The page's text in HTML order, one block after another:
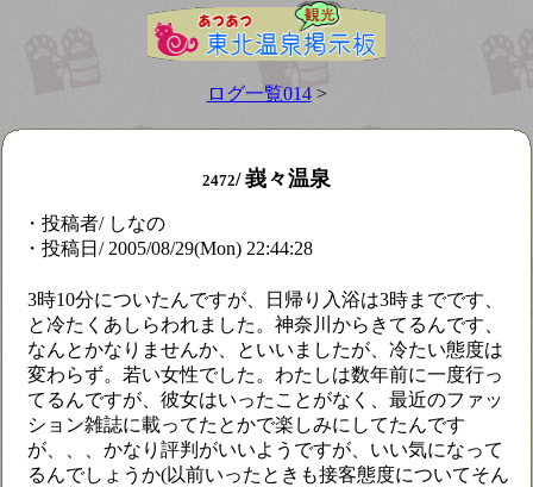
ログ一覧014>
2472/峩々温泉
・投稿者/ しなの
・投稿日/ 2005/08/29(Mon) 22:44:28
3時10分についたんですが、日帰り入浴は3時までです、
と冷たくあしらわれました。神奈川からきてるんです、
なんとかなりませんか、といいましたが、冷たい態度は
変わらず。若い女性でした。わたしは数年前に一度行っ
てるんですが、彼女はいったことがなく、最近のファッ
ション雑誌に載ってたとかで楽しみにしてたんです
が、、、かなり評判がいいようですが、いい気になって
るんでしょうか(以前いったときも接客態度についてそん